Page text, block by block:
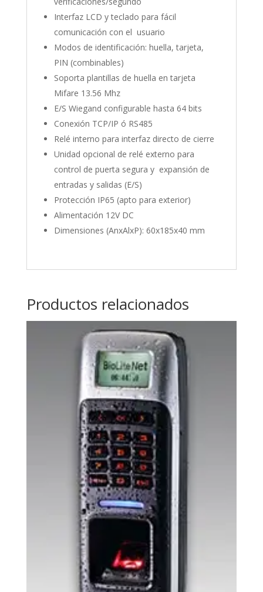
Interfaz LCD y teclado para fácil
comunicación con el usuario
Modos de identificación: huella, tarjeta,
PIN (combinables)
Soporta plantillas de huella en tarjeta
Mifare 13.56 Mhz
E/S Wiegand configurable hasta 64 bits
Conexión TCP/IP ó RS485
Relé interno para interfaz directo de cierre
Unidad opcional de relé externo para
control de puerta segura y expansión de
entradas y salidas (E/S)
Protección IP65 (apto para exterior)
Alimentación 12V DC
Dimensiones (AnxAlxP): 60x185x40 mm
Productos relacionados